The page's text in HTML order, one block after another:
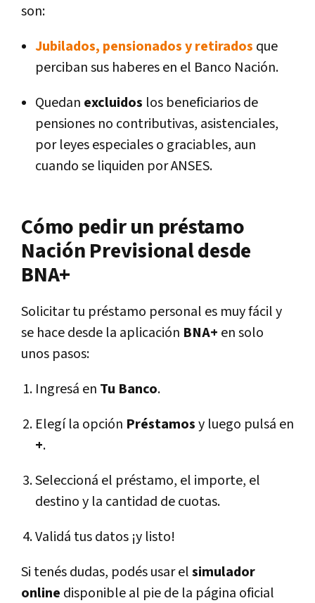
son:
Jubilados, pensionados y retirados que
perciban sus haberes en el Banco Nación.
Quedan excluidos los beneficiarios de
pensiones no contributivas, asistenciales,
por leyes especiales o graciables, aun
cuando se liquiden por ANSES.
Cómo pedir un préstamo
Nación Previsional desde
BNA+
Solicitar tu préstamo personal es muy fácil y
se hace desde la aplicación BNA+ en solo
unos pasos:
Ingresá en Tu Banco.
Elegí la opción Préstamosy luego pulsá en
+.
Seleccioná el préstamo, el importe, el
destino y la cantidad de cuotas.
Validá tus datos ¡y listo!
Si tenés dudas, podés usar elsimulador
online disponible al pie de la página oficial